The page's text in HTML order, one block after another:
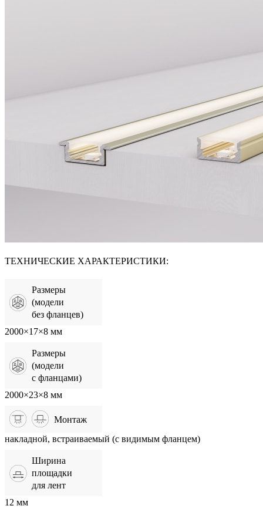
ТЕХНИЧЕСКИЕ ХАРАКТЕРИСТИКИ:
Размеры
(модели
без фланцев)
2000×17×8 мм
Размеры
(модели
с фланцами)
2000×23×8 мм
Монтаж
накладной, встраиваемый (с видимым фланцем)
Ширина
площадки
для лент
12 мм